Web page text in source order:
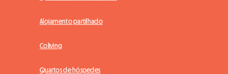
Alojamento partilhado
Coliving
Quartos de hóspedes